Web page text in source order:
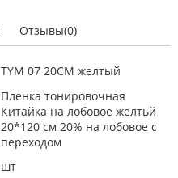
Отзывы(0)
TYM 07 20CM желтый
Пленка тонировочная
Китайка на лобовое желтьй
20*120 см 20% на лобовое с
переходом
шт